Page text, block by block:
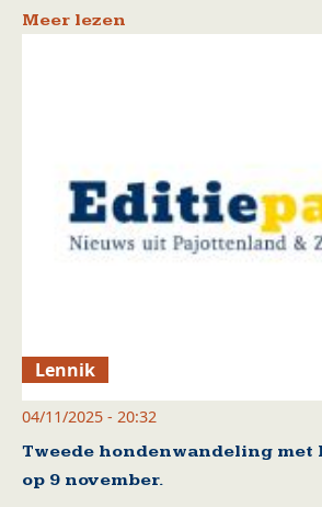
Meer lezen
Lennik
04/11/2025 - 20:32
Tweede hondenwandeling met
op 9 november.